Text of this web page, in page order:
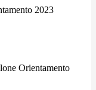
2023
Orientamento